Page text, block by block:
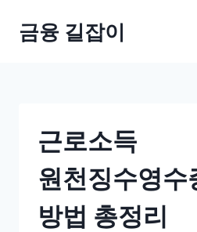
금융 길잡이
근로소득
원천징수영수
방법 총정리